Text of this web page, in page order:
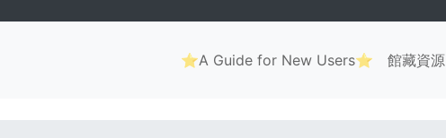
Main
navigation
⭐A Guide for New Users⭐ 館藏資源